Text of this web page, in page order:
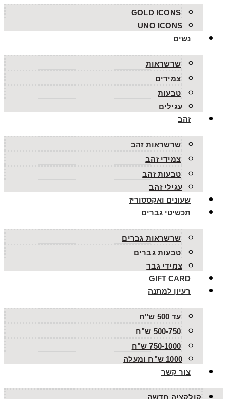
GOLD ICONS
UNO ICONS
נשים
שרשראות
צמידים
טבעות
עגילים
זהב
שרשראות זהב
צמידי זהב
טבעות זהב
עגילי זהב
שעונים ואקססוריז
תכשיטי גברים
שרשראות גברים
טבעות גברים
צמידי גבר
GIFT CARD
רעיון למתנה
עד 500 ש"ח
500-750 ש"ח
750-1000 ש"ח
1000 ש"ח ומעלה
צור קשר
קולקציה חדשה